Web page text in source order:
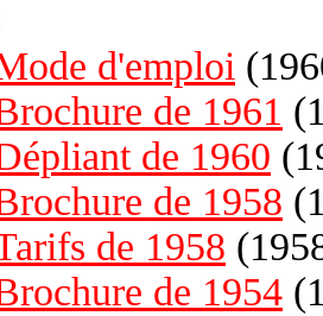
d'emploi
de 1961
de 1960
de 1958
de 1958
de 1954